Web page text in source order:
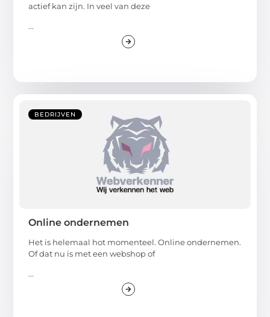
actief kan zijn. In veel van deze
...
BEDRIJVEN
Online ondernemen
Het is helemaal hot momenteel. Online ondernemen.
Of dat nu is met een webshop of
...